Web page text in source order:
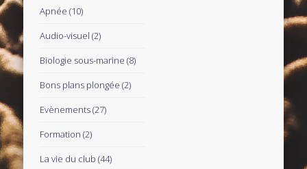
Apnée (10)
Audio-visuel (2)
Biologie sous-marine (8)
Bons plans plongée (2)
Evènements(27)
Formation (2)
La vie du club (44)